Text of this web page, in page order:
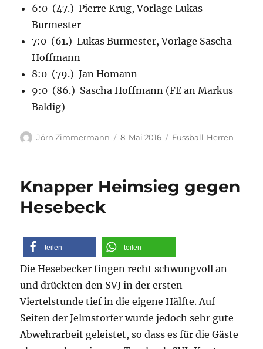
6:0 (47.) Pierre Krug, Vorlage Lukas
Burmester
7:0 (61.) Lukas Burmester, Vorlage Sascha
Hoffmann
8:0 (79.) Jan Homann
9:0 (86.) Sascha Hoffmann (FE an Markus
Baldig)
Autor
Jörn Zimmermann
Veröffentlicht
8. Mai 2016 Kategorien
Fussball-Herren
Knapper Heimsieg gegen
Hesebeck
teilen teilen
Die Hesebecker fingen recht schwungvoll an
und drückten den SVJ in der ersten
Viertelstunde tief in die eigene Hälfte. Auf
Seiten der Jelmstorfer wurde jedoch sehr gute
Abwehrarbeit geleistet, so dass es für die Gäste